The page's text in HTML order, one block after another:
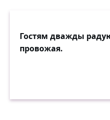
Гостям дважды
провожая.